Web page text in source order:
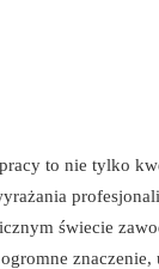
to nie tylko
świecie
znaczenie,